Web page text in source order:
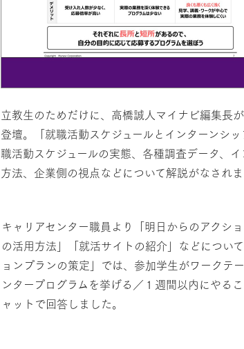
立教生のためだけに、高橋誠人マイナビ編集長
登壇。「就職活動スケジュールとインターンシ
職活動スケジュールの実態、各種調査データ、
方法、企業側の視点などについて解説がなされま
キャリアセンター職員より「明日からのアクシ
の活用方法」「就活サイトの紹介」などについ
ョンプランの策定」では、参加学生がワークテ
ンタープログラムを挙げる／１週間以内にやる
ャットで回答しました。